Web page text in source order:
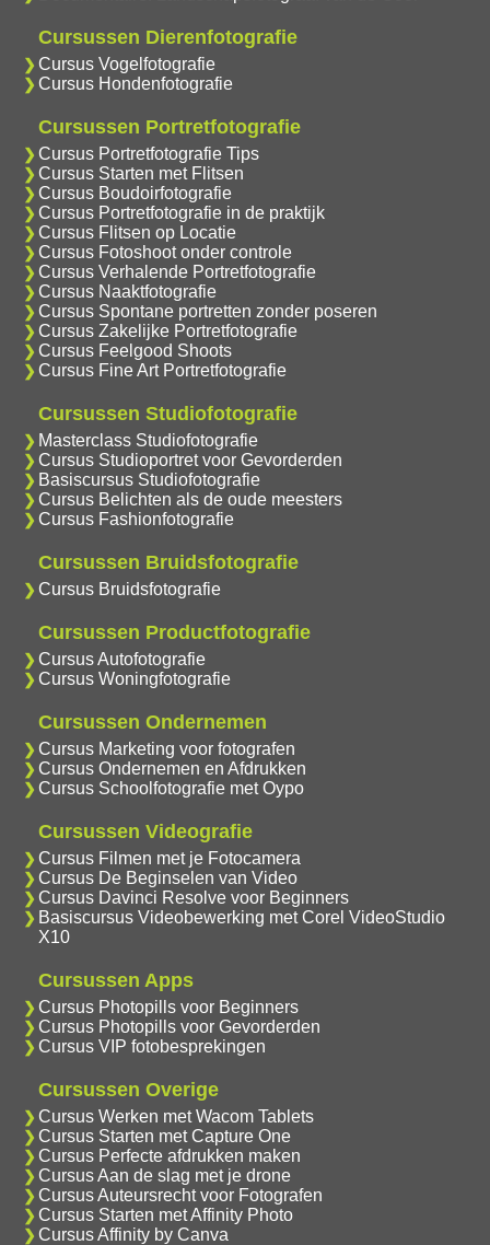
Cursussen Dierenfotografie
Cursus Vogelfotografie
Cursus Hondenfotografie
Cursussen Portretfotografie
Cursus Portretfotografie Tips
Cursus Starten met Flitsen
Cursus Boudoirfotografie
Cursus Portretfotografie in de praktijk
Cursus Flitsen op Locatie
Cursus Fotoshoot onder controle
Cursus Verhalende Portretfotografie
Cursus Naaktfotografie
Cursus Spontane portretten zonder poseren
Cursus Zakelijke Portretfotografie
Cursus Feelgood Shoots
Cursus Fine Art Portretfotografie
Cursussen Studiofotografie
Masterclass Studiofotografie
Cursus Studioportret voor Gevorderden
Basiscursus Studiofotografie
Cursus Belichten als de oude meesters
Cursus Fashionfotografie
Cursussen Bruidsfotografie
Cursus Bruidsfotografie
Cursussen Productfotografie
Cursus Autofotografie
Cursus Woningfotografie
Cursussen Ondernemen
Cursus Marketing voor fotografen
Cursus Ondernemen en Afdrukken
Cursus Schoolfotografie met Oypo
Cursussen Videografie
Cursus Filmen met je Fotocamera
Cursus De Beginselen van Video
Cursus Davinci Resolve voor Beginners
Basiscursus Videobewerking met Corel VideoStudio
X10
Cursussen Apps
Cursus Photopills voor Beginners
Cursus Photopills voor Gevorderden
Cursus VIP fotobesprekingen
Cursussen Overige
Cursus Werken met Wacom Tablets
Cursus Starten met Capture One
Cursus Perfecte afdrukken maken
Cursus Aan de slag met je drone
Cursus Auteursrecht voor Fotografen
Cursus Starten met Affinity Photo
Cursus Affinity by Canva